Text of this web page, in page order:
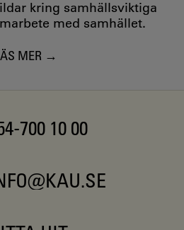
kring samhällsviktiga
med samhället.
MER
700 10 00